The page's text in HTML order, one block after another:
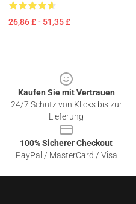
26,86 £ - 51,35 £
Kaufen Sie mit Vertrauen
24/7 Schutz von Klicks bis zur
Lieferung
100% Sicherer Checkout
PayPal / MasterCard / Visa